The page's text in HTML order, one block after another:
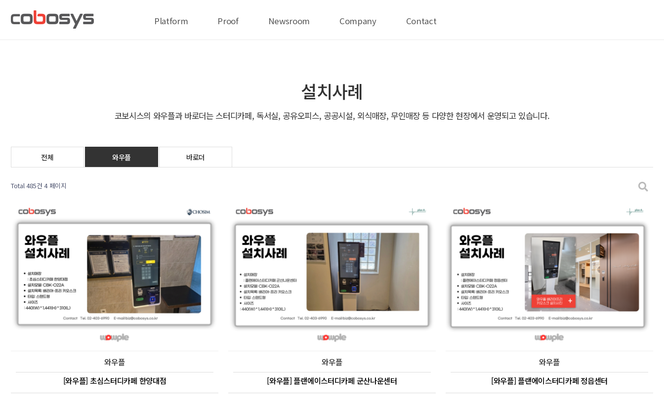
Platform Proof Newsroom Company Contact
설치사례
코보시스의 와우플과 바로더는 스터디카페, 독서실, 공유오피스, 공공시설, 외식매장, 무인매장 등 다양한 현장에서 운영되고 있습니다.
전체 와우플 바로더
Total 485건 4 페이지
와우플
[와우플] 초심스터디카페 한양대점
와우플
[와우플] 플랜에이스터디카페 군산나운센터
와우플
[와우플] 플랜에이스터디카페 정읍센터